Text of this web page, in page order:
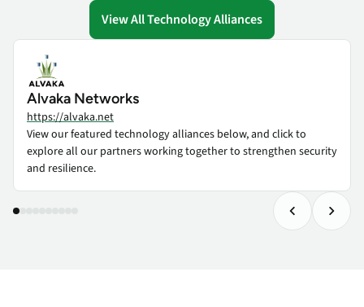
View All Technology Alliances
Alvaka Networks
https://alvaka.net
View our featured technology alliances below, and click to
explore all our partners working together to strengthen security
and resilience.